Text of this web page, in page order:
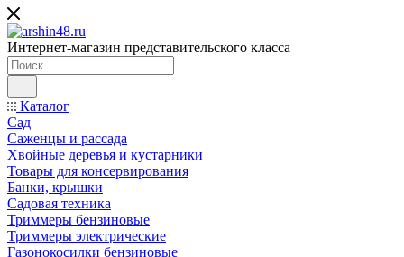
Интернет-магазин представительского класса
Каталог
Сад
Саженцы и рассада
Хвойные деревья и кустарники
Товары для консервирования
Банки, крышки
Садовая техника
Триммеры бензиновые
Триммеры электрические
Газонокосилки бензиновые